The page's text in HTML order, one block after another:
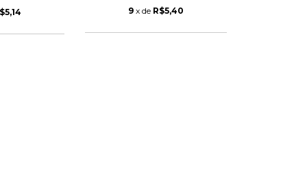
9 x de R$5,40